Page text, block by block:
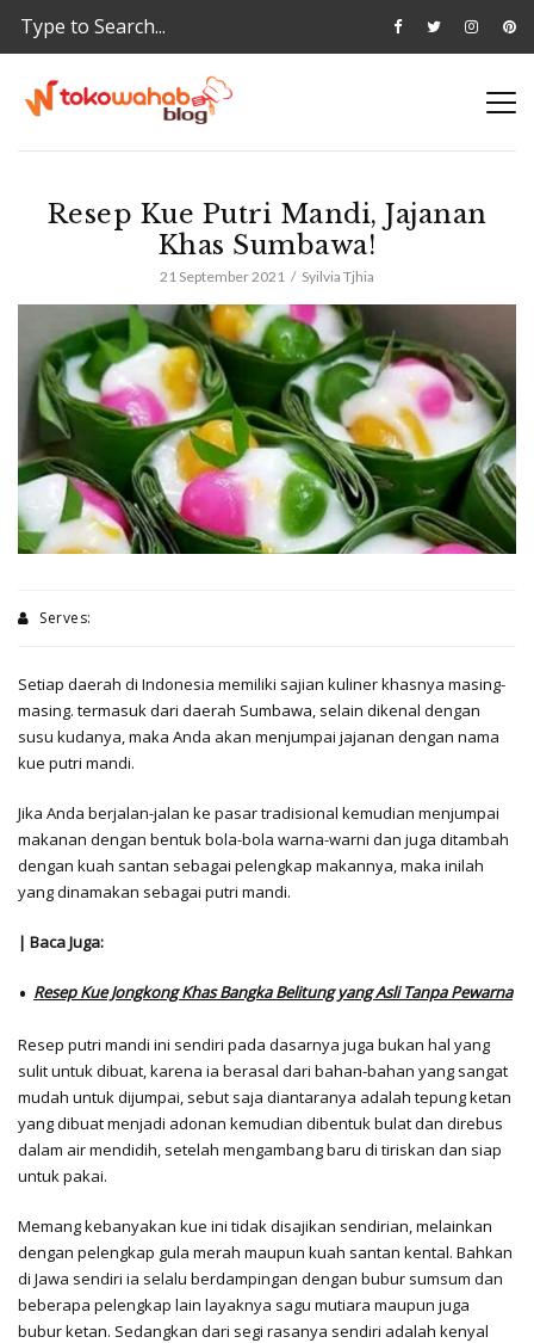
Resep Kue Putri Mandi, Jajanan
Khas Sumbawa!
21 September 2021 Syilvia Tjhia
Serves:
Setiap daerah di Indonesia memiliki sajian kuliner khasnya masing-
masing. termasuk dari daerah Sumbawa, selain dikenal dengan
susu kudanya, maka Anda akan menjumpai jajanan dengan nama
kue putri mandi.
Jika Anda berjalan-jalan ke pasar tradisional kemudian menjumpai
makanan dengan bentuk bola-bola warna-warni dan juga ditambah
dengan kuah santan sebagai pelengkap makannya, maka inilah
yang dinamakan sebagai putri mandi.
| Baca Juga:
Resep Kue Jongkong Khas Bangka Belitung yang Asli Tanpa Pewarna
Resep putri mandi ini sendiri pada dasarnya juga bukan hal yang
sulit untuk dibuat, karena ia berasal dari bahan-bahan yang sangat
mudah untuk dijumpai, sebut saja diantaranya adalah tepung ketan
yang dibuat menjadi adonan kemudian dibentuk bulat dan direbus
dalam air mendidih, setelah mengambang baru di tiriskan dan siap
untuk pakai.
Memang kebanyakan kue ini tidak disajikan sendirian, melainkan
dengan pelengkap gula merah maupun kuah santan kental. Bahkan
di Jawa sendiri ia selalu berdampingan dengan bubur sumsum dan
beberapa pelengkap lain layaknya sagu mutiara maupun juga
bubur ketan. Sedangkan dari segi rasanya sendiri adalah kenyal